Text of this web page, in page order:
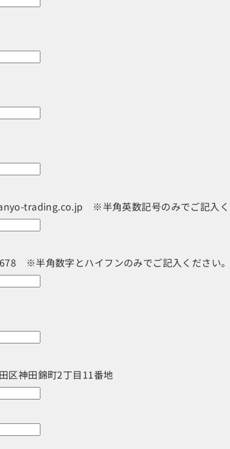
trading.co.jp ※半角英数記号のみでご記入く
※半角数字とハイフンのみでご記入ください。
区神田錦町2丁目11番地